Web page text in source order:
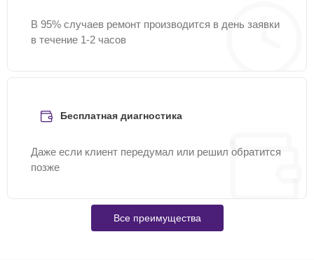
В 95% случаев ремонт производится в день заявки
в течение 1-2 часов
Бесплатная диагностика
Даже если клиент передумал или решил обратится
позже
Все преимущества